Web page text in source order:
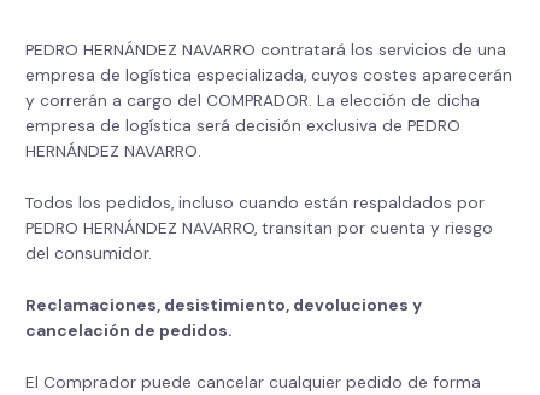
PEDRO HERNÁNDEZ NAVARRO contratará los servicios de una
empresa de logística especializada, cuyos costes aparecerán
y correrán a cargo del COMPRADOR. La elección de dicha
empresa de logística será decisión exclusiva de PEDRO
HERNÁNDEZ NAVARRO.
Todos los pedidos, incluso cuando están respaldados por
PEDRO HERNÁNDEZ NAVARRO, transitan por cuenta y riesgo
del consumidor.
Reclamaciones, desistimiento, devoluciones y
cancelación de pedidos.
El Comprador puede cancelar cualquier pedido de forma